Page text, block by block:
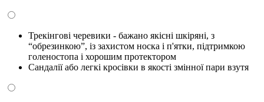
Трекінгові черевики - бажано якісні шкіряні, з
“обрезинкою”, із захистом носка і п'ятки, підтримкою
голеностопа і хорошим протектором
Сандалії або легкі кросівки в якості змінної пари взутя